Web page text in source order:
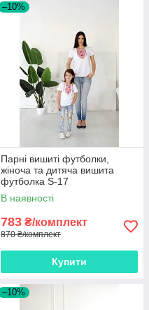
–10%
Парні вишиті футболки,
жіноча та дитяча вишита
футболка S-17
В наявності
783 ₴/комплект
870 ₴/комплект
Купити
–10%